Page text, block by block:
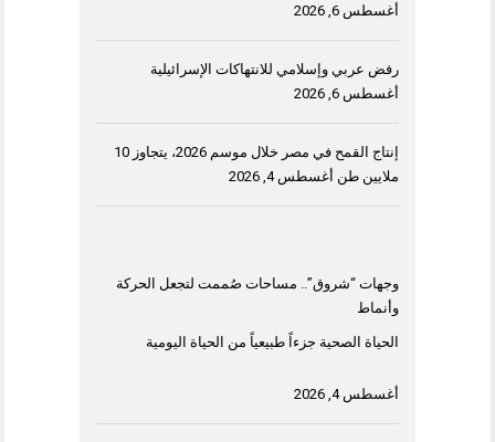
أغسطس 6, 2026
رفض عربي وإسلامي للانتهاكات الإسرائيلية
أغسطس 6, 2026
إنتاج القمح في مصر خلال موسم 2026، يتجاوز 10
ملايين طن أغسطس 4, 2026
وجهات “شروق”.. مساحات صُممت لتجعل الحركة
وأنماط
الحياة الصحية جزءاً طبيعياً من الحياة اليومية
أغسطس 4, 2026